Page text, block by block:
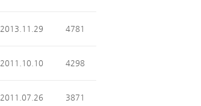
2013.11.29 4781
2011.10.10 4298
2011.07.26 3871